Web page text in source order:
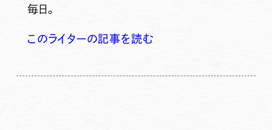
毎日。
このライターの記事を読む